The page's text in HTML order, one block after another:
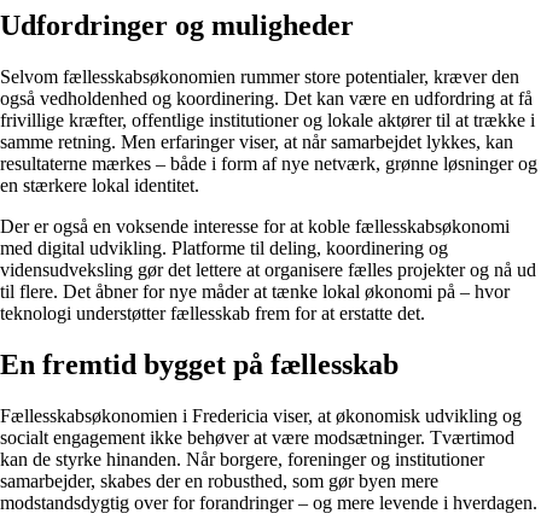
Udfordringer og muligheder
Selvom fællesskabsøkonomien rummer store potentialer, kræver den
også vedholdenhed og koordinering. Det kan være en udfordring at få
frivillige kræfter, offentlige institutioner og lokale aktører til at trække i
samme retning. Men erfaringer viser, at når samarbejdet lykkes, kan
resultaterne mærkes – både i form af nye netværk, grønne løsninger og
en stærkere lokal identitet.
Der er også en voksende interesse for at koble fællesskabsøkonomi
med digital udvikling. Platforme til deling, koordinering og
vidensudveksling gør det lettere at organisere fælles projekter og nå ud
til flere. Det åbner for nye måder at tænke lokal økonomi på – hvor
teknologi understøtter fællesskab frem for at erstatte det.
En fremtid bygget på fællesskab
Fællesskabsøkonomien i Fredericia viser, at økonomisk udvikling og
socialt engagement ikke behøver at være modsætninger. Tværtimod
kan de styrke hinanden. Når borgere, foreninger og institutioner
samarbejder, skabes der en robusthed, som gør byen mere
modstandsdygtig over for forandringer – og mere levende i hverdagen.